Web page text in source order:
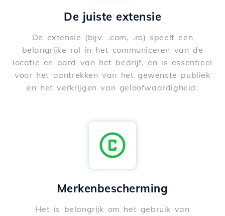
De juiste extensie
De extensie (bijv. .com, .ro) speelt een
belangrijke rol in het communiceren van de
locatie en aard van het bedrijf, en is essentieel
voor het aantrekken van het gewenste publiek
en het verkrijgen van geloofwaardigheid.
Merkenbescherming
Het is belangrijk om het gebruik van